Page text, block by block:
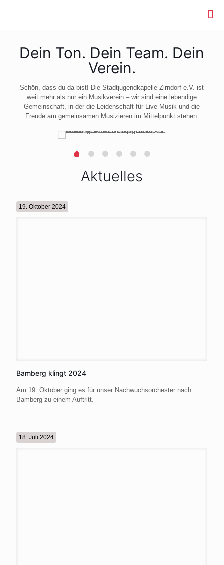
Dein Ton. Dein Team. Dein
Verein.
Schön, dass du da bist! Die Stadtjugendkapelle Zirndorf e.V. ist
weit mehr als nur ein Musikverein – wir sind eine lebendige
Gemeinschaft, in der die Leidenschaft für Live-Musik und die
Freude am gemeinsamen Musizieren im Mittelpunkt stehen.
Aktuelles
19. Oktober 2024
Bamberg klingt 2024
Am 19. Oktober ging es für unser Nachwuchsorchester nach
Bamberg zu einem Auftritt.
18. Juli 2024